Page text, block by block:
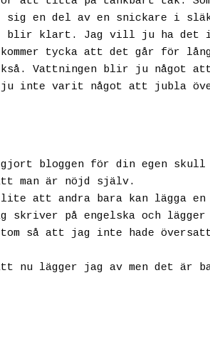
en del av en snickare i
det blir klart. Jag vill ju ha
tycka att det går för
Vattningen blir ju något
ju inte varit något att jubla
bloggen för din egen skull
man är nöjd själv.
att andra bara kan lägga en
skriver på engelska och
så att jag inte hade
nu lägger jag av men det är